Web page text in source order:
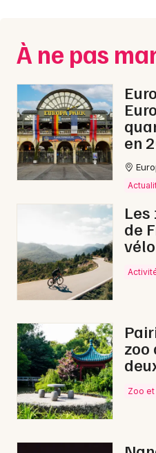
Spectacles
Concerts
Sports
Soirées
Sorties famille
Sorties & loisirs
Jeux en Meurthe-et-
Jeux dans le Grand Est
Nantes
Nice
Paris
Strasbourg
Toulouse
À ne pas
en
Les
de
vélo
zoo
Zoo